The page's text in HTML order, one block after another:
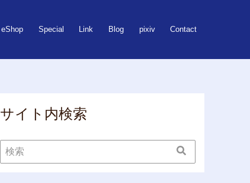
eShop Special Link Blog pixiv Contact
サイト内検索